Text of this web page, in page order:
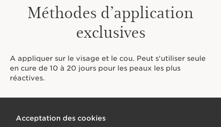
Méthodes d’application
exclusives
A appliquer sur le visage et le cou. Peut s'utiliser seule
en cure de 10 à 20 jours pour les peaux les plus
réactives.
Acceptation des cookies